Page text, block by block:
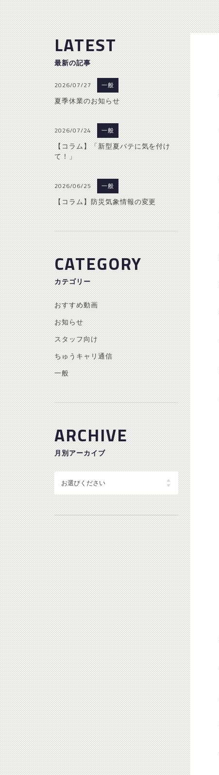
LATEST
最新の記事
2026/07/27 一般
夏季休業のお知らせ
2026/07/24 一般
【コラム】「新型夏バテに気を付け
て！」
2026/06/25 一般
【コラム】防災気象情報の変更
CATEGORY
カテゴリー
おすすめ動画
お知らせ
スタッフ向け
ちゅうキャリ通信
一般
ARCHIVE
月別アーカイブ